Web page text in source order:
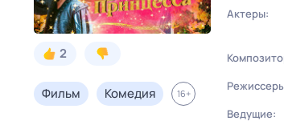
2
Фильм Комедия 16+
Актеры:
Ведущие: